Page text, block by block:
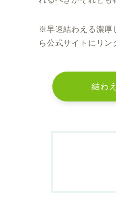
※早速結わえる濃厚
ら公式サイトにリン
結わ